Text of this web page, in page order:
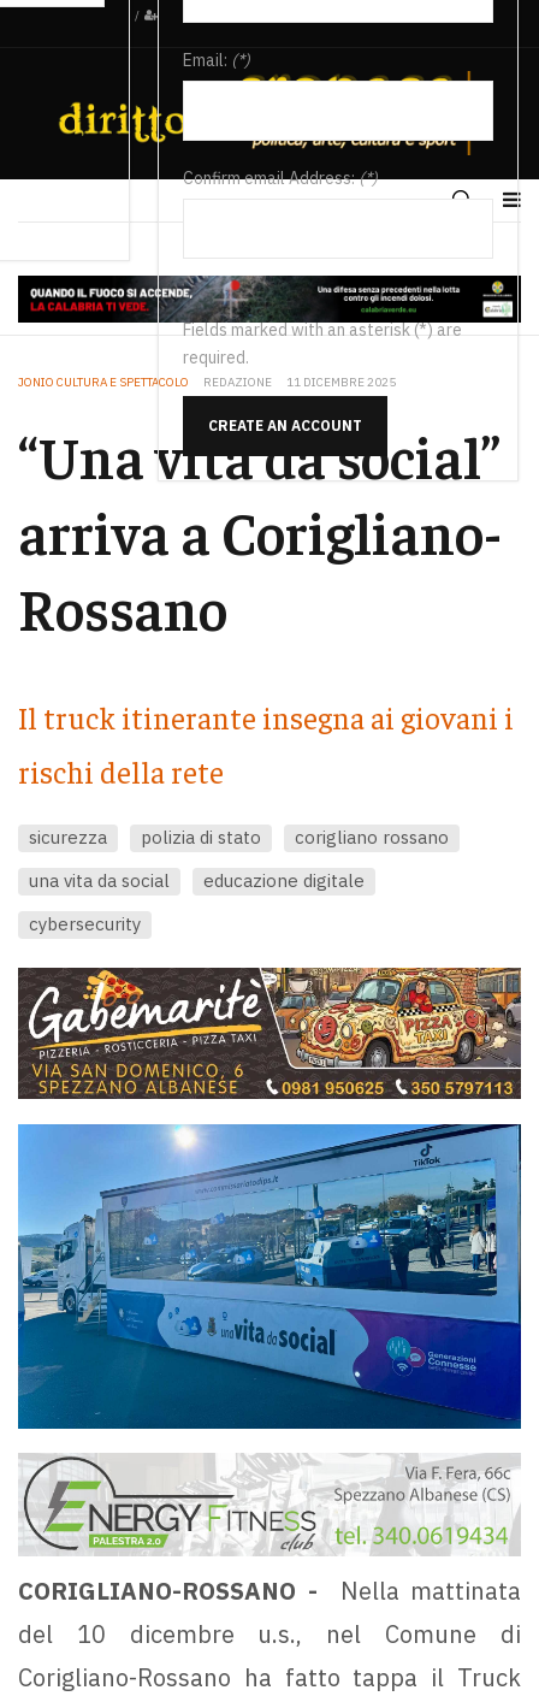
/
Email: (*)
Confirm email Address:(*)
Fields marked with an asterisk (*) are
required.
CREATE AN ACCOUNT
JONIO CULTURA E SPETTACOLO REDAZIONE 11 DICEMBRE 2025
“Una vita da social”
arriva a Corigliano-
Rossano
Il truck itinerante insegna ai giovani i
rischi della rete
sicurezza polizia di stato
corigliano rossano
una vita da social
educazione digitale
cybersecurity
CORIGLIANO-ROSSANO - Nella mattinata
del 10 dicembre u.s., nel Comune di
Corigliano-Rossano ha fatto tappa il Truck